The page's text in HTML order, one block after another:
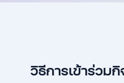
วิธีการเข้าร่วม